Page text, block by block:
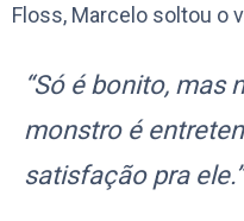
Floss, Marcelo soltou o
“Só é bonito, mas
monstro é
satisfação pra ele.”